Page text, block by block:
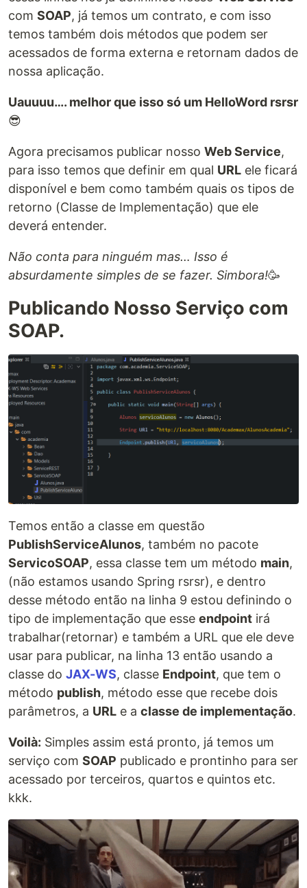
com SOAP, já temos um contrato, e com isso
temos também dois métodos que podem ser
acessados de forma externa e retornam dados de
nossa aplicação.
Uauuuu…. melhor que isso só um HelloWord rsrsr
😎
Agora precisamos publicar nosso Web Service,
para isso temos que definir em qual URL ele ficará
disponível e bem como também quais os tipos de
retorno (Classe de Implementação) que ele
deverá entender.
Não conta para ninguém mas… Isso é
absurdamente simples de se fazer. Simbora!🥳
Publicando Nosso Serviço com
SOAP.
Temos então a classe em questão
PublishServiceAlunos, também no pacote
ServicoSOAP, essa classe tem um método main,
(não estamos usando Spring rsrsr), e dentro
desse método então na linha 9 estou definindo o
tipo de implementação que esse endpoint irá
trabalhar(retornar) e também a URL que ele deve
usar para publicar, na linha 13 então usando a
classe do JAX-WS, classe Endpoint, que tem o
método publish, método esse que recebe dois
parâmetros, a URL e a classe de implementação.
Voilà: Simples assim está pronto, já temos um
serviço com SOAP publicado e prontinho para ser
acessado por terceiros, quartos e quintos etc.
kkk.